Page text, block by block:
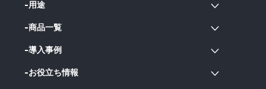
用途
商品一覧
導入事例
お役立ち情報